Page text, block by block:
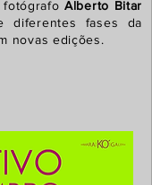
fotógrafoAlberto Bitar
diferentes fases da
novas edições.